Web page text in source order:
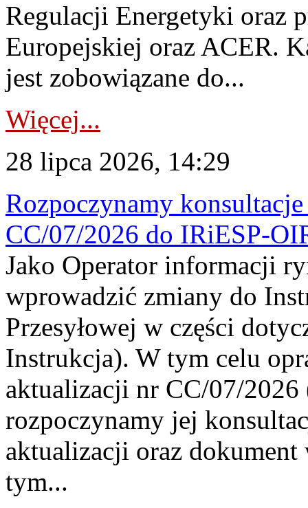
Regulacji Energetyki oraz
Europejskiej oraz ACER.
jest zobowiązane do...
Więcej...
28 lipca 2026, 14:29
Rozpoczynamy
CC/07/2026 do IRiESP-
Jako Operator informacji
wprowadzić zmiany do
Przesyłowej w części
Instrukcja). W tym celu
aktualizacji nr CC/07/
rozpoczynamy jej
aktualizacji oraz
tym...